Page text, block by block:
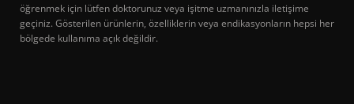
öğrenmek için lütfen doktorunuz veya işitme uzmanınızla iletişime
geçiniz. Gösterilen ürünlerin, özelliklerin veya endikasyonların hepsi her
bölgede kullanıma açık değildir.